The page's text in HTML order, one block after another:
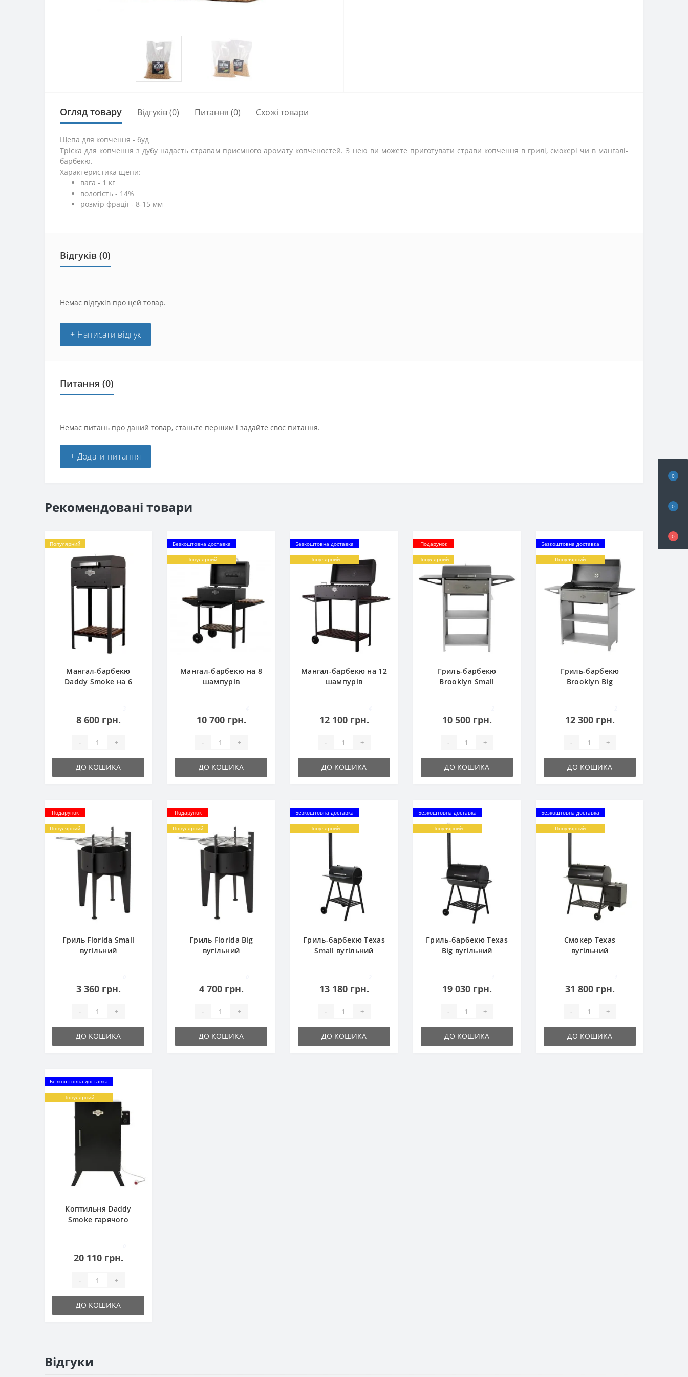
0
0
0
Огляд товару Відгуків (0) Питання (0) Схожі товари
Щепа для копчення - буд
Тріска для копчення з дубу надасть стравам приємного аромату копченостей. З нею ви можете приготувати страви копчення в грилі, смокері чи в мангалі-
барбекю.
Характеристика щепи:
вага - 1 кг
вологість - 14%
розмір фрації - 8-15 мм
Відгуків (0)
Немає відгуків про цей товар.
+ Написати відгук
Питання (0)
Немає питань про даний товар, станьте першим і задайте своє питання.
+ Додати питання
Рекомендовані товари
Популярний
Мангал-барбекю
Daddy Smoke на 6
8 600 грн.
- +
ДО КОШИКА
Безкоштовна доставка
Популярний
Мангал-барбекю на 8
шампурів
10 700 грн.
- +
ДО КОШИКА
Безкоштовна доставка
Популярний
Мангал-барбекю на 12
шампурів
12 100 грн.
- +
ДО КОШИКА
Подарунок
Популярний
Гриль-барбекю
Brooklyn Small
10 500 грн.
- +
ДО КОШИКА
Безкоштовна доставка
Популярний
Гриль-барбекю
Brooklyn Big
12 300 грн.
- +
ДО КОШИКА
Подарунок
Популярний
Гриль Florida Small
вугільний
3 360 грн.
- +
ДО КОШИКА
Подарунок
Популярний
Гриль Florida Big
вугільний
4 700 грн.
- +
ДО КОШИКА
Безкоштовна доставка
Популярний
Гриль-барбекю Texas
Small вугільний
13 180 грн.
- +
ДО КОШИКА
Безкоштовна доставка
Популярний
Гриль-барбекю Texas
Big вугільний
19 030 грн.
- +
ДО КОШИКА
Безкоштовна доставка
Популярний
Смокер Texas
вугільний
31 800 грн.
- +
ДО КОШИКА
Безкоштовна доставка
Популярний
Коптильня Daddy
Smoke гарячого
20 110 грн.
- +
ДО КОШИКА
Відгуки